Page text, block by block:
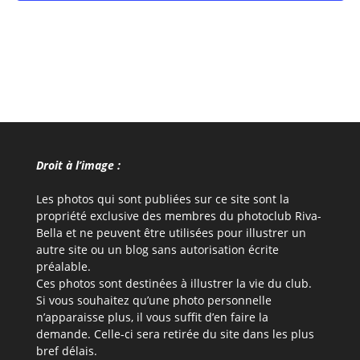
Droit à l’image :
Les photos qui sont publiées sur ce site sont la
propriété exclusive des membres du photoclub Riva-
Bella et ne peuvent être utilisées pour illustrer un
autre site ou un blog sans autorisation écrite
préalable.
Ces photos sont destinées à illustrer la vie du club.
Si vous souhaitez qu’une photo personnelle
n’apparaisse plus, il vous suffit d’en faire la
demande. Celle-ci sera retirée du site dans les plus
bref délais.